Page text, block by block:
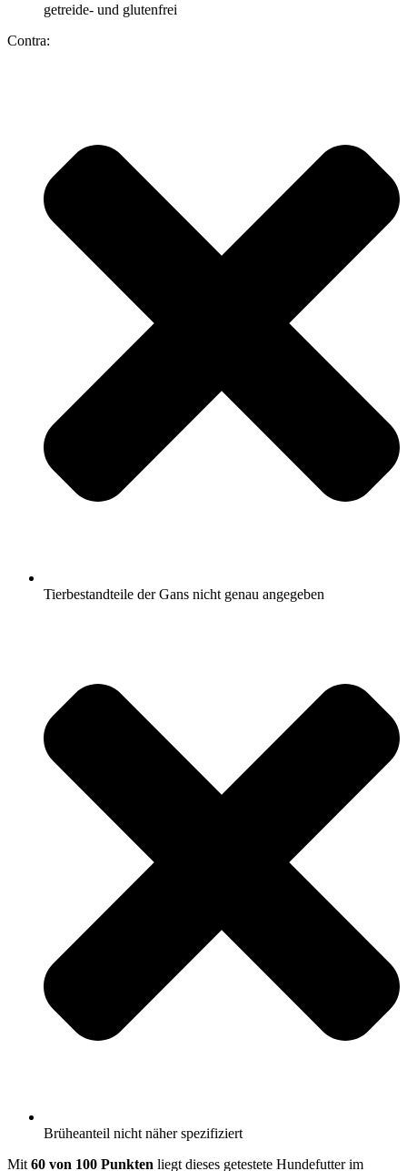
getreide- und glutenfrei
Contra:
Tierbestandteile der Gans nicht genau angegeben
Brüheanteil nicht näher spezifiziert
Mit 60 von 100 Punkten liegt dieses getestete Hundefutter im